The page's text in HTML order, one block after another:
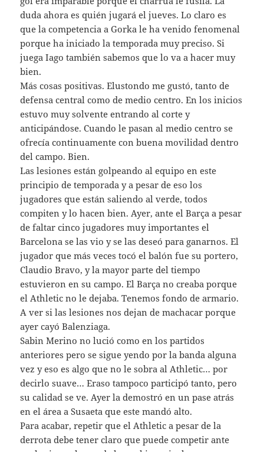
duda ahora es quién jugará el jueves. Lo claro es
que la competencia a Gorka le ha venido fenomenal
porque ha iniciado la temporada muy preciso. Si
juega Iago también sabemos que lo va a hacer muy
bien.
Más cosas positivas. Elustondo me gustó, tanto de
defensa central como de medio centro. En los inicios
estuvo muy solvente entrando al corte y
anticipándose. Cuando le pasan al medio centro se
ofrecía continuamente con buena movilidad dentro
del campo. Bien.
Las lesiones están golpeando al equipo en este
principio de temporada y a pesar de eso los
jugadores que están saliendo al verde, todos
compiten y lo hacen bien. Ayer, ante el Barça a pesar
de faltar cinco jugadores muy importantes el
Barcelona se las vio y se las deseó para ganarnos. El
jugador que más veces tocó el balón fue su portero,
Claudio Bravo, y la mayor parte del tiempo
estuvieron en su campo. El Barça no creaba porque
el Athletic no le dejaba. Tenemos fondo de armario.
A ver si las lesiones nos dejan de machacar porque
ayer cayó Balenziaga.
Sabin Merino no lució como en los partidos
anteriores pero se sigue yendo por la banda alguna
vez y eso es algo que no le sobra al Athletic… por
decirlo suave… Eraso tampoco participó tanto, pero
su calidad se ve. Ayer la demostró en un pase atrás
en el área a Susaeta que este mandó alto.
Para acabar, repetir que el Athletic a pesar de la
derrota debe tener claro que puede competir ante